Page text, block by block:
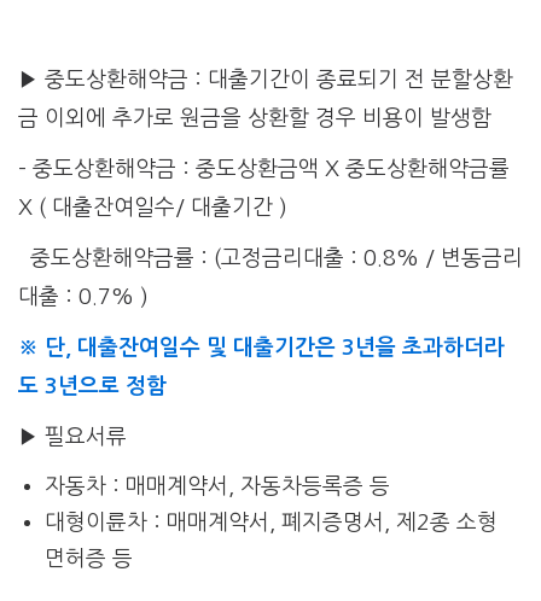
▶ 중도상환해약금 : 대출기간이 종료되기 전 분할상환
금 이외에 추가로 원금을 상환할 경우 비용이 발생함
– 중도상환해약금 : 중도상환금액 X 중도상환해약금률
X ( 대출잔여일수/ 대출기간 )
중도상환해약금률 : (고정금리대출 : 0.8% / 변동금리
대출 : 0.7% )
※ 단, 대출잔여일수 및 대출기간은 3년을 초과하더라
도 3년으로 정함
▶ 필요서류
자동차 : 매매계약서, 자동차등록증 등
대형이륜차 : 매매계약서, 폐지증명서, 제2종 소형
면허증 등